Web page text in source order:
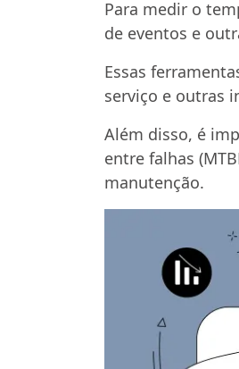
Para medir o
de eventos e
Essas
serviço e outras
Além disso, é
entre falhas
manutenção.